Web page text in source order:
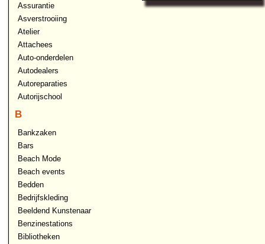
Assurantie
Asverstrooiing
Atelier
Attachees
Auto-onderdelen
Autodealers
Autoreparaties
Autorijschool
B
Bankzaken
Bars
Beach Mode
Beach events
Bedden
Bedrijfskleding
Beeldend Kunstenaar
Benzinestations
Bibliotheken